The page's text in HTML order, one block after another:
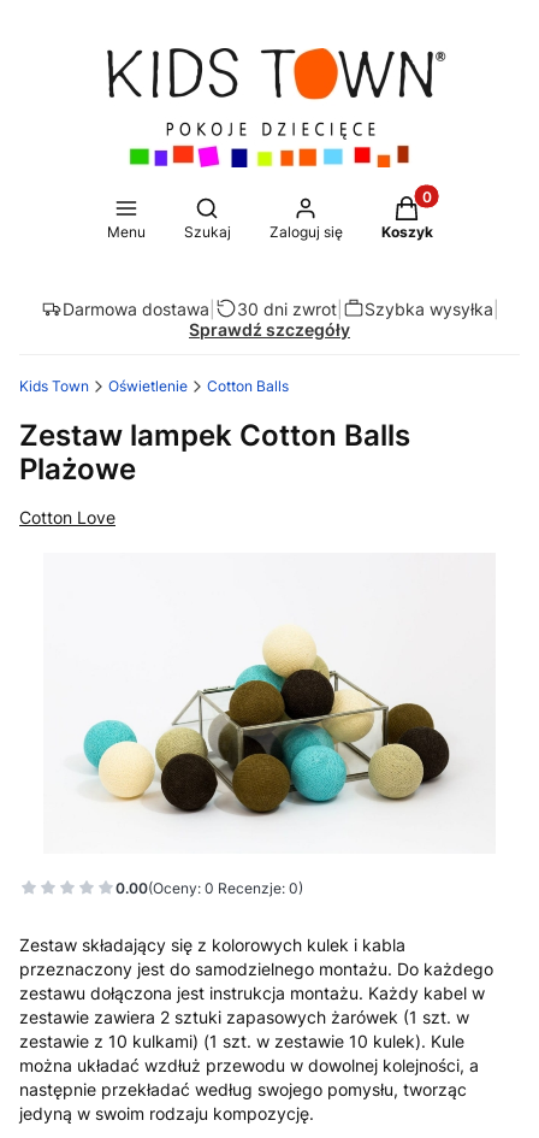
Menu
Otwórz wyszukiwarkę
Szukaj Zaloguj się
Produkty w
Koszyk
Darmowa dostawa 30 dni zwrot| Szybka wysyłka
Sprawdź szczegóły
Kids Town Oświetlenie Cotton Balls
Zestaw lampek Cotton Balls
Plażowe
Cotton Love
0.00(Oceny: 0 Recenzje: 0)
Zestaw składający się z kolorowych kulek i kabla
przeznaczony jest do samodzielnego montażu. Do każdego
zestawu dołączona jest instrukcja montażu. Każdy kabel w
zestawie zawiera 2 sztuki zapasowych żarówek (1 szt. w
zestawie z 10 kulkami) (1 szt. w zestawie 10 kulek). Kule
można układać wzdłuż przewodu w dowolnej kolejności, a
następnie przekładać według swojego pomysłu, tworząc
jedyną w swoim rodzaju kompozycję.